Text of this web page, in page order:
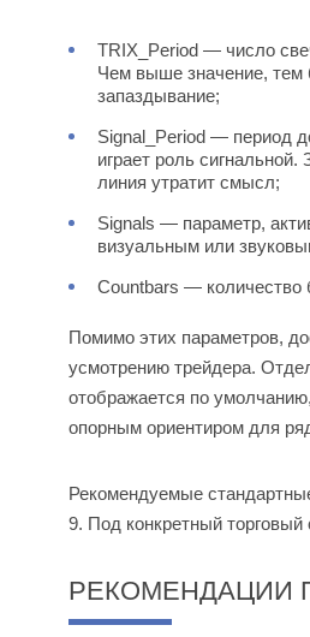
TRIX_Period — число
Чем выше значение, тем
запаздывание;
Signal_Period — период
играет роль
линия утратит смысл;
Signals — параметр,
визуальным или
Countbars — количество
Помимо этих параметров,
усмотрению трейдера.
отображается по
опорным ориентиром для
Рекомендуемые
9. Под конкретный торговый
РЕКОМЕНДАЦИИ